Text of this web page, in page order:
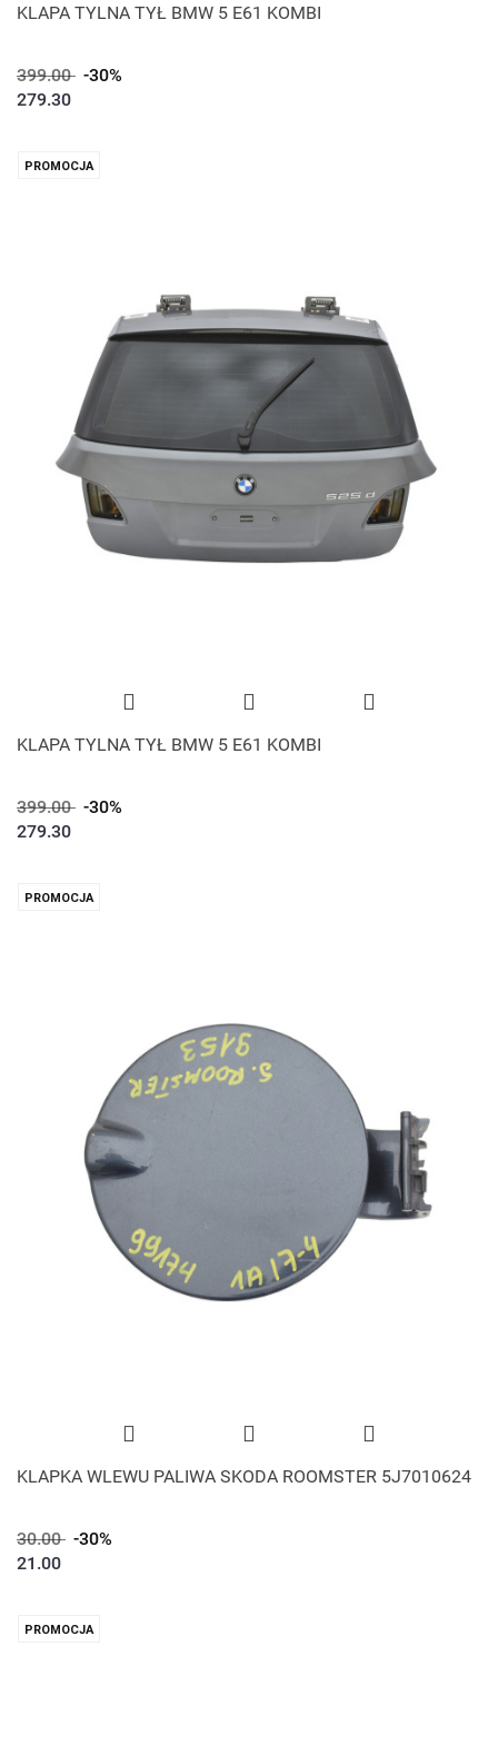
KLAPA TYLNA TYŁ BMW 5 E61 KOMBI
399.00 -30%
279.30
PROMOCJA
KLAPA TYLNA TYŁ BMW 5 E61 KOMBI
399.00 -30%
279.30
PROMOCJA
KLAPKA WLEWU PALIWA SKODA ROOMSTER 5J7010624
30.00 -30%
21.00
PROMOCJA